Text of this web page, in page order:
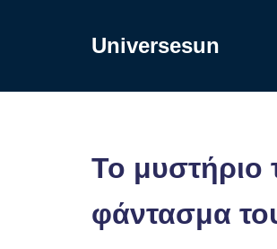
Μεταπηδήστε
περιεχόμενο
Universesun
Το μυστήριο
φάντασμα